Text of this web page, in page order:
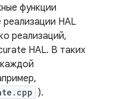
функции
HAL
реализаций,
HAL. В таких
).